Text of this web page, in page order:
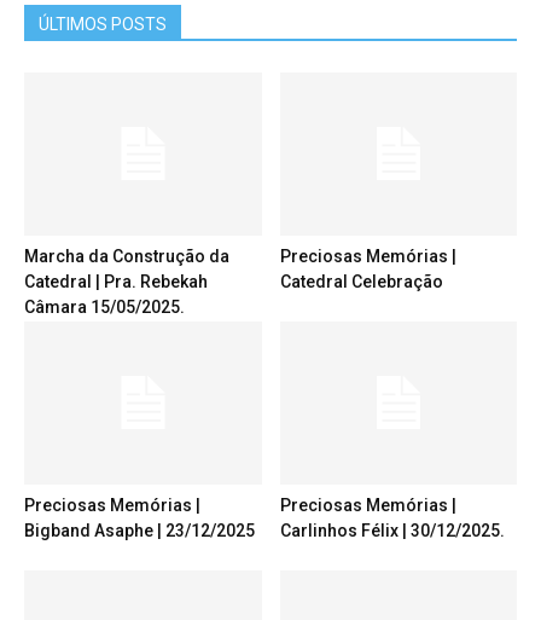
ÚLTIMOS POSTS
Marcha da Construção da
Catedral | Pra. Rebekah
Câmara 15/05/2025.
Preciosas Memórias |
Catedral Celebração
Preciosas Memórias |
Bigband Asaphe | 23/12/2025
Preciosas Memórias |
Carlinhos Félix | 30/12/2025.